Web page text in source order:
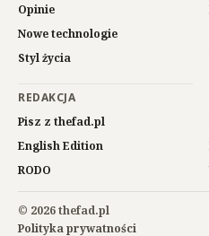
Opinie
Nowe technologie
Styl życia
REDAKCJA
Pisz z thefad.pl
English Edition
RODO
© 2026 thefad.pl
Polityka prywatności